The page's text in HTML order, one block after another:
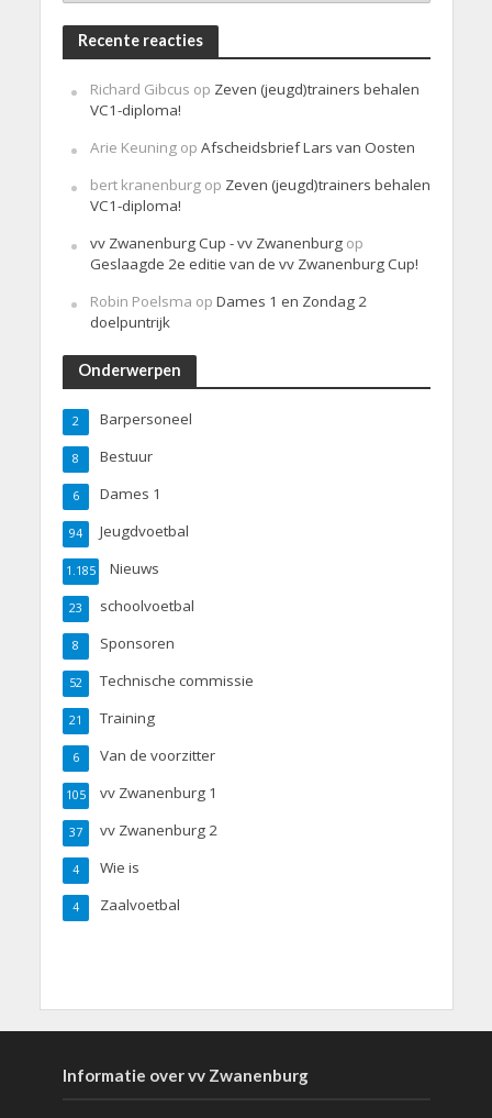
Recente reacties
Richard Gibcus op Zeven (jeugd)trainers behalen
VC1-diploma!
Arie Keuningop Afscheidsbrief Lars van Oosten
bert kranenburgop Zeven (jeugd)trainers behalen
VC1-diploma!
vv Zwanenburg Cup - vv Zwanenburgop
Geslaagde 2e editie van de vv Zwanenburg Cup!
Robin Poelsma op Dames 1 en Zondag 2
doelpuntrijk
Onderwerpen
Barpersoneel
2
Bestuur
8
Dames 1
6
Jeugdvoetbal
94
Nieuws
1.185
schoolvoetbal
23
Sponsoren
8
Technische commissie
52
Training
21
Van de voorzitter
6
vv Zwanenburg 1
105
vv Zwanenburg 2
37
Wie is
4
Zaalvoetbal
4
Informatie over vv Zwanenburg